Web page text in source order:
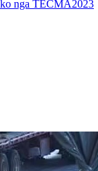
nga TECMA2023